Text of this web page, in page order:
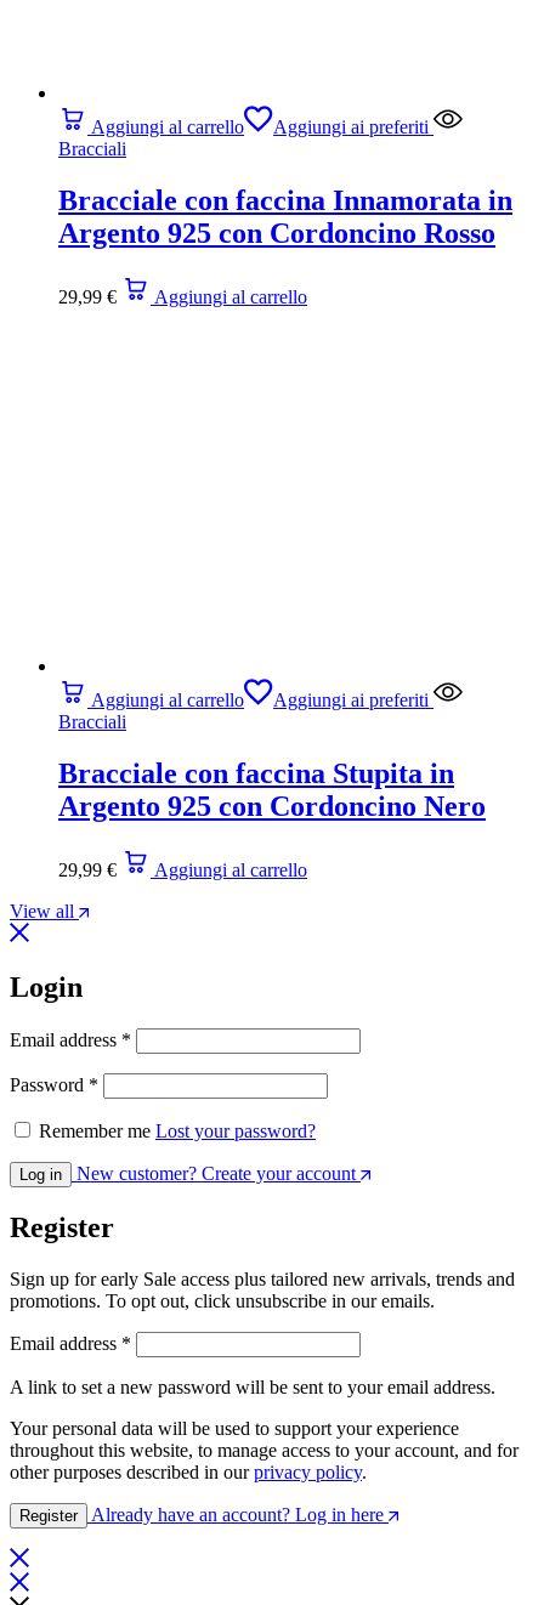
Aggiungi al carrello
Aggiungi ai preferiti
Bracciali
Bracciale con faccina Innamorata in
Argento 925 con Cordoncino Rosso
29,99 € Aggiungi al carrello
Aggiungi al carrello
Aggiungi ai preferiti
Bracciali
Bracciale con faccina Stupita in
Argento 925 con Cordoncino Nero
29,99 €
Aggiungi al carrello
View all
Login
Email address *
Password *
Remember me Lost your password?
Log in New customer? Create your account
Register
Sign up for early Sale access plus tailored new arrivals, trends and
promotions. To opt out, click unsubscribe in our emails.
Email address *
A link to set a new password will be sent to your email address.
Your personal data will be used to support your experience
throughout this website, to manage access to your account, and for
other purposes described in ourprivacy policy.
Register Already have an account? Log in here